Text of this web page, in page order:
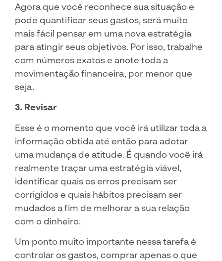
Agora que você reconhece sua situação e
pode quantificar seus gastos, será muito
mais fácil pensar em uma nova estratégia
para atingir seus objetivos. Por isso, trabalhe
com números exatos e anote toda a
movimentação financeira, por menor que
seja.
3. Revisar
Esse é o momento que você irá utilizar toda a
informação obtida até então para adotar
uma mudança de atitude. É quando você irá
realmente traçar uma estratégia viável,
identificar quais os erros precisam ser
corrigidos e quais hábitos precisam ser
mudados a fim de melhorar a sua relação
com o dinheiro.
Um ponto muito importante nessa tarefa é
controlar os gastos, comprar apenas o que